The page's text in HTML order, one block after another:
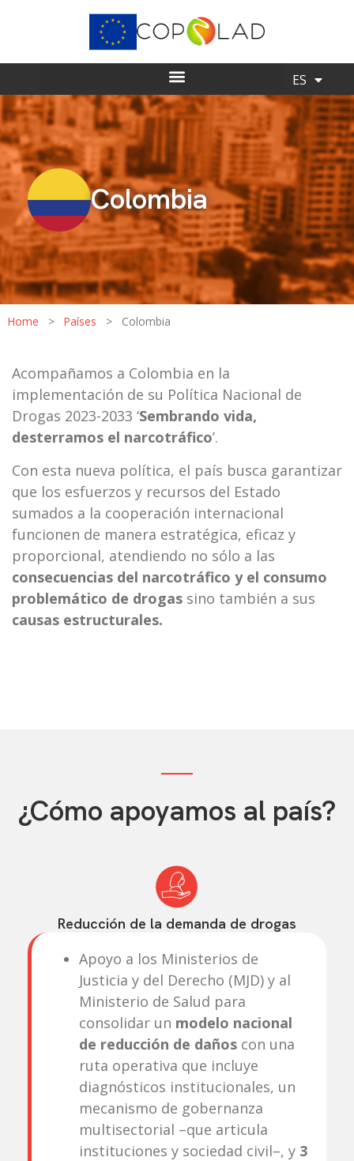
ES
EN
Colombia
Home > Países > Colombia
Acompañamos a Colombia en la
implementación de su Política Nacional de
Drogas 2023-2033 ‘Sembrando vida,
desterramos el narcotráfico’.
Con esta nueva política, el país busca garantizar
que los esfuerzos y recursos del Estado
sumados a la cooperación internacional
funcionen de manera estratégica, eficaz y
proporcional, atendiendo no sólo a las
consecuencias del narcotráfico y el consumo
problemático de drogas sino también a sus
causas estructurales.
¿Cómo apoyamos al país?
Reducción de la demanda de drogas
Apoyo a los Ministerios de
Justicia y del Derecho (MJD) y al
Ministerio de Salud para
consolidar un modelo nacional
de reducción de daños con una
ruta operativa que incluye
diagnósticos institucionales, un
mecanismo de gobernanza
multisectorial –que articula
instituciones y sociedad civil–, y 3